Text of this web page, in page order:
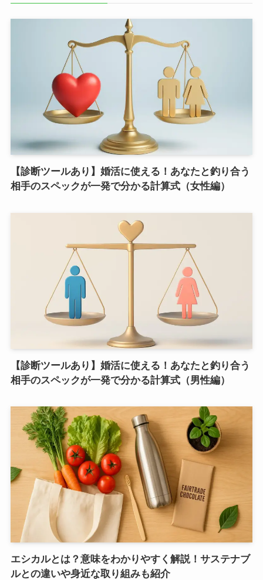
【診断ツールあり】婚活に使える！あなたと釣り合う
相手のスペックが一発で分かる計算式（女性編）
【診断ツールあり】婚活に使える！あなたと釣り合う
相手のスペックが一発で分かる計算式（男性編）
エシカルとは？意味をわかりやすく解説！サステナブ
ルとの違いや身近な取り組みも紹介